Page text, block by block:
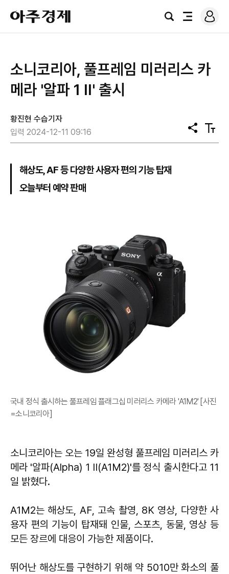
아
주
경
검
전
로
그
소니코리아, 풀프레임 미러리스 카
메라 '알파 1 II' 출시
황진현 수습기자
입력 2024-12-11 09:16
공
유
텍
스
해상도, AF 등 다양한 사용자 편의 기능 탑재
오늘부터 예약 판매
국내 정식 출시하는 풀프레임 플래그십 미러리스 카메라 'A1M2' [사진
=소니코리아]
소니코리아는 오는 19일 완성형 풀프레임 미러리스 카
메라 '알파(Alpha) 1 II(A1M2)'를 정식 출시한다고 11
일 밝혔다.
A1M2는 해상도, AF, 고속 촬영, 8K 영상, 다양한 사
용자 편의 기능이 탑재돼 인물, 스포츠, 동물, 영상 등
모든 장르에 대응이 가능한 제품이다.
뛰어난 해상도를 구현하기 위해 약 5010만 화소의 풀